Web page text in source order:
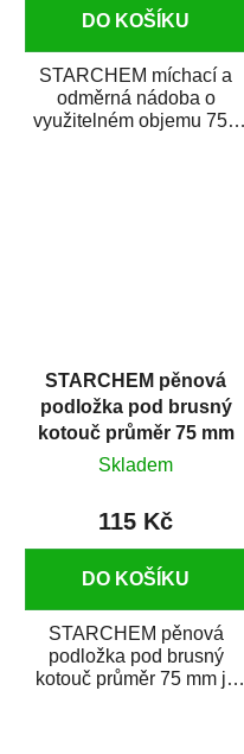
DO KOŠÍKU
STARCHEM míchací a
odměrná nádoba o
využitelném objemu 750
STARCHEM pěnová
podložka pod brusný
kotouč průměr 75 mm
Skladem
115 Kč
DO KOŠÍKU
STARCHEM pěnová
podložka pod brusný
kotouč průměr 75 mm je